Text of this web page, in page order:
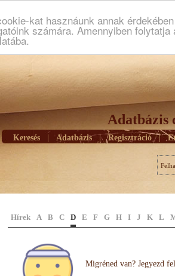
kat hasznáunk annak
számára. Amennyiben
Adatbázis
Keresés Adatbázis | Regisztráció |
Hírek A B C D E F G H I J K L
Migréned van? Jegyezd